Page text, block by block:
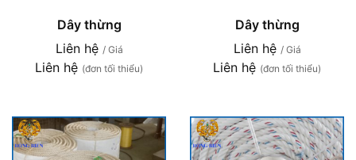
Dây thừng
Liên hệ / Giá
Liên hệ (đơn tối thiểu)
Dây thừng
Liên hệ / Giá
Liên hệ (đơn tối thiểu)